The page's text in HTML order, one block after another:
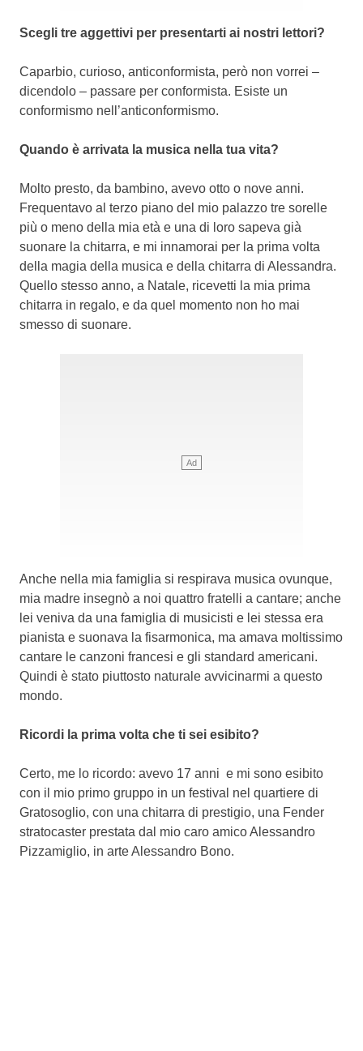
Scegli tre aggettivi per presentarti ai nostri lettori?
Caparbio, curioso, anticonformista, però non vorrei –
dicendolo – passare per conformista. Esiste un
conformismo nell’anticonformismo.
Quando è arrivata la musica nella tua vita?
Molto presto, da bambino, avevo otto o nove anni.
Frequentavo al terzo piano del mio palazzo tre sorelle
più o meno della mia età e una di loro sapeva già
suonare la chitarra, e mi innamorai per la prima volta
della magia della musica e della chitarra di Alessandra.
Quello stesso anno, a Natale, ricevetti la mia prima
chitarra in regalo, e da quel momento non ho mai
smesso di suonare.
Anche nella mia famiglia si respirava musica ovunque,
mia madre insegnò a noi quattro fratelli a cantare; anche
lei veniva da una famiglia di musicisti e lei stessa era
pianista e suonava la fisarmonica, ma amava moltissimo
cantare le canzoni francesi e gli standard americani.
Quindi è stato piuttosto naturale avvicinarmi a questo
mondo.
Ricordi la prima volta che ti sei esibito?
Certo, me lo ricordo: avevo 17 anni e mi sono esibito
con il mio primo gruppo in un festival nel quartiere di
Gratosoglio, con una chitarra di prestigio, una Fender
stratocaster prestata dal mio caro amico Alessandro
Pizzamiglio, in arte Alessandro Bono.